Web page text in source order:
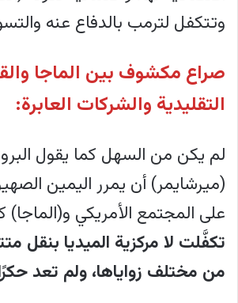
وتتكفل لترمب بالدفاع عنه
صراع مكشوف بين الماجا
التقليدية والشركات العابرة:
لم يكن من السهل كما يقول
(ميرشايمر) أن يمرر اليمين
على المجتمع الأمريكي و(الماجا)
تكفَّلت لا مركزية الميديا بنقل
من مختلف زواياها، ولم تعد